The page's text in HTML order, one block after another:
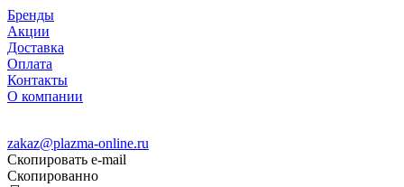
Бренды
Акции
Доставка
Оплата
Контакты
О компании
zakaz@plazma-online.ru
Скопировать e-mail
Cкопированно